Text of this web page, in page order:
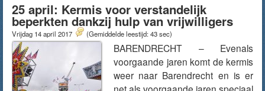
25 april: Kermis voor verstandelijk
beperkten dankzij hulp van vrijwilligers
Vrijdag 14 april 2017 (Gemiddelde leestijd: 43 sec)
BARENDRECHT – Evenals
voorgaande jaren komt de kermis
weer naar Barendrecht en is er